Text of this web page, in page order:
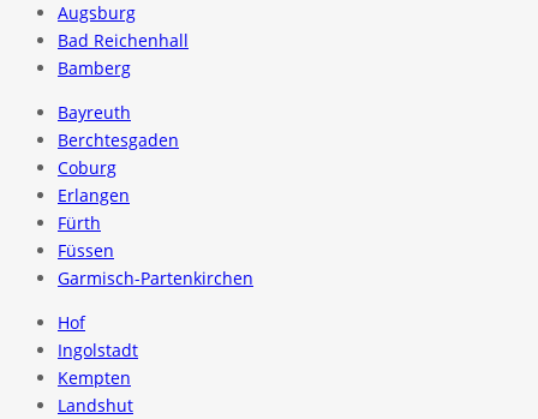
Augsburg
Bad Reichenhall
Bamberg
Bayreuth
Berchtesgaden
Coburg
Erlangen
Fürth
Füssen
Garmisch-Partenkirchen
Hof
Ingolstadt
Kempten
Landshut